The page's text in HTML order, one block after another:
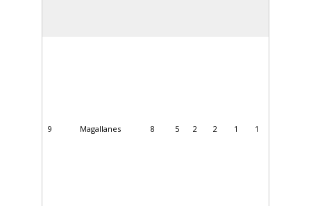
9 Magallanes 8 5 2 2 1 1